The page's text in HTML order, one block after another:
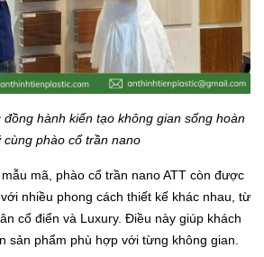
đồng hành kiến tạo không gian sống hoàn
cùng phào cổ trần nano
mã, phào cổ trần nano ATT còn được
nhiều phong cách thiết kế khác nhau, từ
cổ điển và Luxury. Điều này giúp khách
sản phẩm phù hợp với từng không gian.